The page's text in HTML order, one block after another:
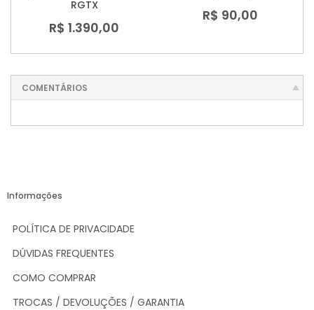
RGTX
R$ 1.390,00
R$ 90,00
COMENTÁRIOS
Informações
POLÍTICA DE PRIVACIDADE
DÚVIDAS FREQUENTES
COMO COMPRAR
TROCAS / DEVOLUÇÕES / GARANTIA